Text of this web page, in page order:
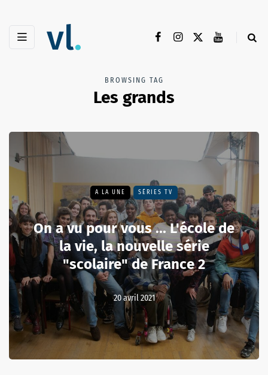
BROWSING TAG
Les grands
A LA UNE SÉRIES TV
On a vu pour vous ... L'école de
la vie, la nouvelle série
"scolaire" de France 2
20 avril 2021